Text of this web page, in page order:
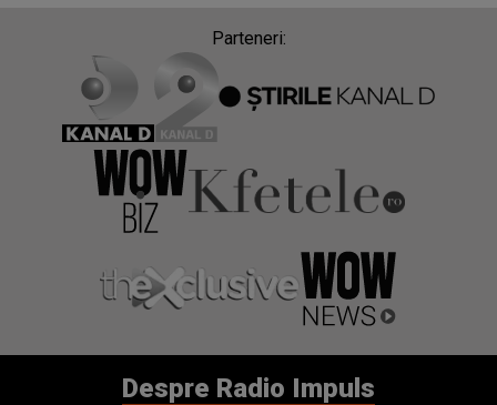
Parteneri:
Despre Radio Impuls